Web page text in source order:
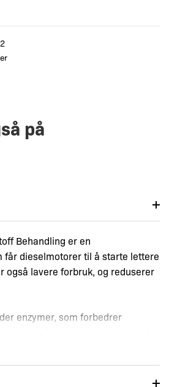
på
Behandling er en
får dieselmotorer til å starte lettere
også lavere forbruk, og reduserer
enzymer, som forbedrer
renses systemet, så motoren
Én flaske holder til opptil 500